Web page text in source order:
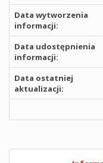
Data wytworzenia
informacji:
Data udostępnienia
informacji:
Data ostatniej
aktualizacji: